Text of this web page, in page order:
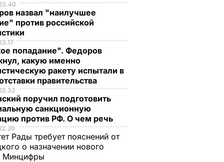
назвал "наилучшее
против российской
попадание". Федоров
какую именно
ракету испытали в
правительства
поручил подготовить
санкционную
против РФ. О чем речь
Рады требует пояснений от
о назначении нового
Минцифры